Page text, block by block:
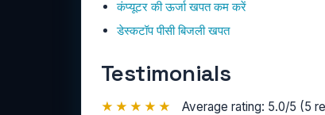
कंप्यूटर की ऊर्जा खपत कम करें
डेस्कटॉप पीसी बिजली खपत
Testimonials
★★★★★ Average rating: 5.0/5 (5